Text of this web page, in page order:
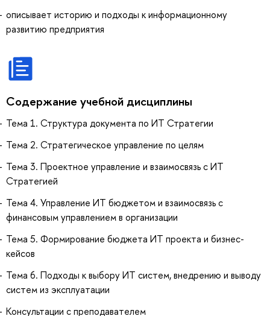
описывает историю и подходы к информационному
развитию предприятия
Содержание учебной дисциплины
Тема 1. Структура документа по ИТ Стратегии
Тема 2. Стратегическое управление по целям
Тема 3. Проектное управление и взаимосвязь с ИТ
Стратегией
Тема 4. Управление ИТ бюджетом и взаимосвязь с
финансовым управлением в организации
Тема 5. Формирование бюджета ИТ проекта и бизнес-
кейсов
Тема 6. Подходы к выбору ИТ систем, внедрению и выводу
систем из эксплуатации
Консультации с преподавателем